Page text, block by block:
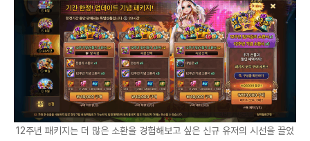
12주년 패키지는 더 많은 소환을 경험해보고 싶은 신규 유저의 시선을 끌었